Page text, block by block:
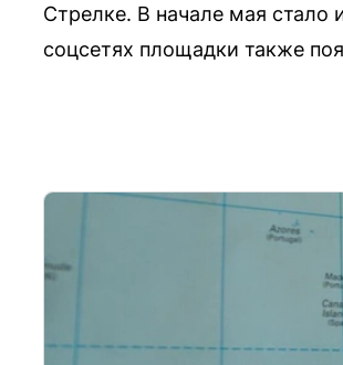
Стрелке. В начале мая стало
соцсетях площадки также